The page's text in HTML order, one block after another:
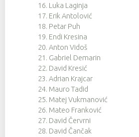
16. Luka Laginja
17. Erik Antolović
18. Petar Puh
19. Endi Kresina
20. Anton Vidoš
21. Gabriel Demarin
22. David Kresić
23. Adrian Krajcar
24. Mauro Tadid
25. Matej Vukmanović
26. Mateo Franković
27. David Červrni
28. David Čančak